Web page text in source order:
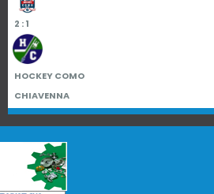
2 : 1
HOCKEY COMO
CHIAVENNA